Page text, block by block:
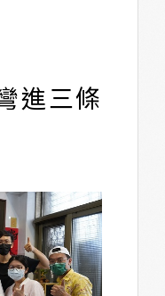
進三條